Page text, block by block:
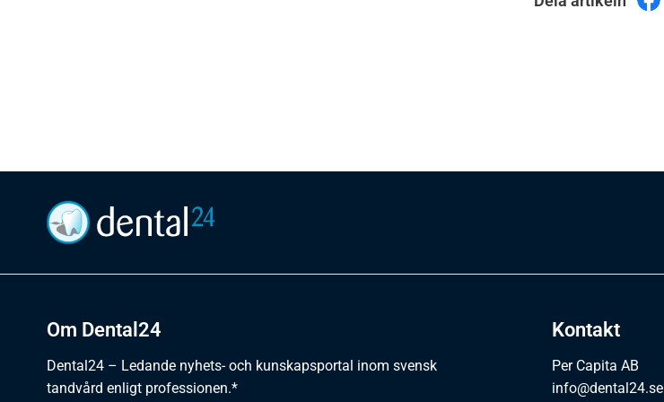
Om Dental24
Dental24 – Ledande nyhets- och kunskapsportal inom svensk
tandvård enligt professionen.*
Kontakt
Per Capita AB
info@dental24.se